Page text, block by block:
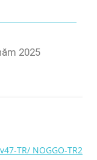
2025
TR/ NOGGO-TR2